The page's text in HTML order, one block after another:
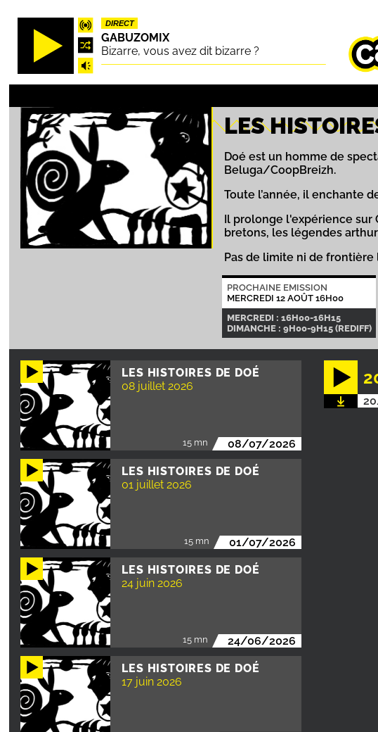
Aller
principal
DIRECT
GABUZOMIX
Bizarre, vous avez dit bizarre ?
LES
Doé est un homme de
Beluga/CoopBreizh.
Toute l’année, il enchante
Il prolonge l'expérience sur
bretons, les légendes
Pas de limite ni de
PROCHAINE EMISSION
MERCREDI 12 AOÛT 16H00
MERCREDI : 16H00-16H15
DIMANCHE : 9H00-9H15 (REDIFF)
LES HISTOIRES DE DOÉ
08 juillet 2026
15 mn 08/07/2026
LES HISTOIRES DE DOÉ
01 juillet 2026
15 mn 01/07/2026
LES HISTOIRES DE DOÉ
24 juin 2026
15 mn 24/06/2026
LES HISTOIRES DE DOÉ
17 juin 2026